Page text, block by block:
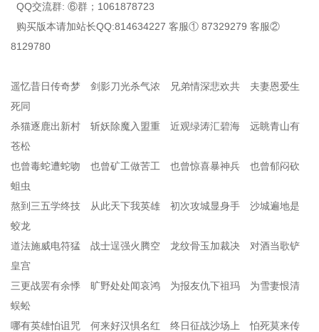
QQ交流群: ⑥群；1061878723
购买版本请加站长QQ:814634227 客服① 87329279 客服②
8129780
遥忆昔日传奇梦 剑影刀光杀气浓 兄弟情深悲欢共 夫妻恩爱生
死同
杀猫逐鹿出新村 斩妖除魔入盟重 近观绿涛汇碧海 远眺青山有
苍松
也曾毒蛇遭蛇吻 也曾矿工做苦工 也曾惊喜暴神兵 也曾郁闷砍
蛆虫
熬到三五学终技 从此天下我英雄 初次攻城显身手 沙城遍地是
蛟龙
道法施威电符猛 战士逞强火腾空 龙纹骨玉加裁决 对酒当歌铲
皇宫
三更战罢有余悸 旷野处处闻哀鸿 为报友仇下祖玛 为雪妻恨清
蜈蚣
哪有英雄怕诅咒 何来好汉惧名红 终日征战沙场上 怕死莫来传